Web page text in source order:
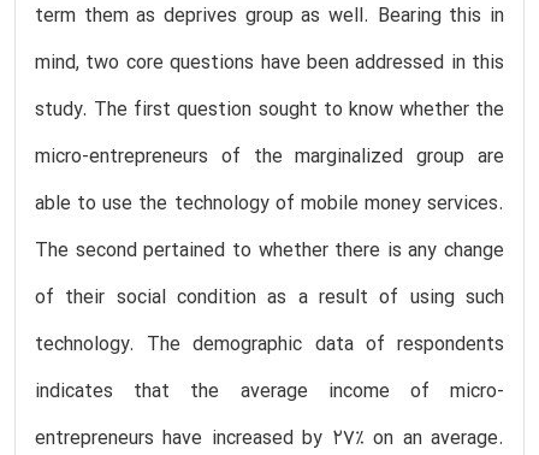
term them as deprives group as well. Bearing this in
mind, two core questions have been addressed in this
study. The first question sought to know whether the
micro-entrepreneurs of the marginalized group are
able to use the technology of mobile money services.
The second pertained to whether there is any change
of their social condition as a result of using such
technology. The demographic data of respondents
indicates that the average income of micro-
entrepreneurs have increased by 27% on an average.